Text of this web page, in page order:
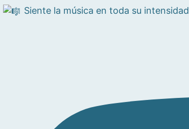
Siente la música en toda su intensidad